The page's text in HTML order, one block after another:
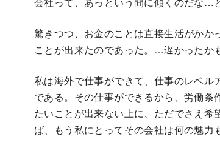
驚きつつ、お金のことは直接生活がか
ことが出来たのであった。…遅かったか
私は海外で仕事ができて、仕事のレベ
である。その仕事ができるから、労働
たいことが出来ない上に、ただでさえ
ば、もう私にとってその会社は何の魅力